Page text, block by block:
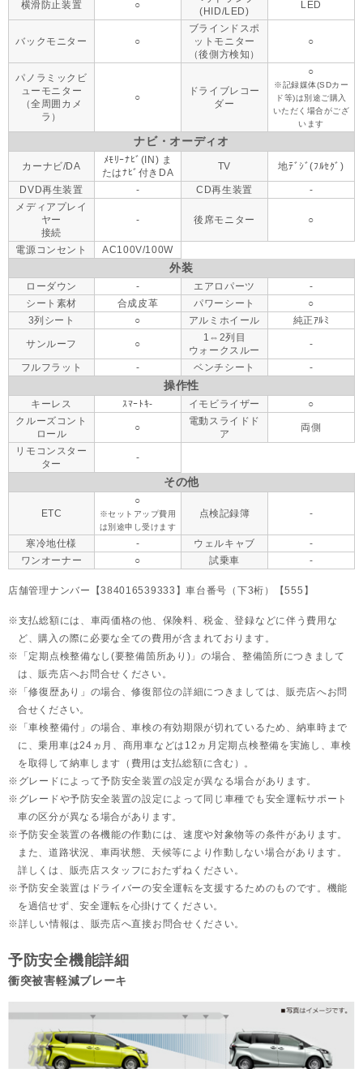
横滑防止装置 ○
(HID/LED)
LED
バックモニター ○
ブラインドスポ
ットモニター
（後側方検知）
○
パノラミックビ
ューモニター
（全周囲カメ
ラ）
○
ドライブレコー
ダー
○
※記録媒体(SDカー
ド等)は別途ご購入
いただく場合がござ
います
ナビ・オーディオ
カーナビ/DA
ﾒﾓﾘｰﾅﾋﾞ(IN) ま
たはﾅﾋﾞ付きDA
TV 地ﾃﾞｼﾞ(ﾌﾙｾｸﾞ)
DVD再生装置 - CD再生装置
-
メディアプレイ
ヤー
接続
- 後席モニター ○
電源コンセント AC100V/100W
外装
ローダウン - エアロパーツ
-
シート素材
合成皮革 パワーシート
○
3列シート
○ アルミホイール 純正ｱﾙﾐ
サンルーフ ○
1⇔2列目
ウォークスルー
-
フルフラット - ベンチシート -
操作性
キーレス ｽﾏｰﾄｷ- イモビライザー
○
クルーズコント
ロール
○
電動スライドド
ア
両側
リモコンスター
ター
-
その他
ETC
○
※セットアップ費用
は別途申し受けます
点検記録簿 -
寒冷地仕様 - ウェルキャブ
-
ワンオーナー
○ 試乗車 -
店舗管理ナンバー【384016539333】車台番号（下3桁）【555】
支払総額には、車両価格の他、保険料、税金、登録などに伴う費用な
ど、購入の際に必要な全ての費用が含まれております。
「定期点検整備なし(要整備箇所あり)」の場合、整備箇所につきまして
は、販売店へお問合せください。
「修復歴あり」の場合、修復部位の詳細につきましては、販売店へお問
合せください。
「車検整備付」の場合、車検の有効期限が切れているため、納車時まで
に、乗用車は24ヵ月、 商用車などは12ヵ月定期点検整備を実施し、車検
を取得して納車します（費用は支払総額に含む）。
グレードによって予防安全装置の設定が異なる場合があります。
グレードや予防安全装置の設定によって同じ車種でも安全運転サポート
車の区分が異なる場合があります。
予防安全装置の各機能の作動には、速度や対象物等の条件があります。
また、道路状況、車両状態、天候等により作動しない場合があります。
詳しくは、販売店スタッフにおたずねください。
予防安全装置はドライバーの安全運転を支援するためのものです。機能
を過信せず、安全運転を心掛けてください。
詳しい情報は、販売店へ直接お問合せください。
予防安全機能詳細
衝突被害軽減ブレーキ